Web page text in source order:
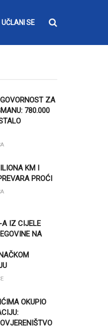
UČLANI SE
ZA
780.000
KM I
PROĆI
IZ CIJELE
NA
OKUPIO